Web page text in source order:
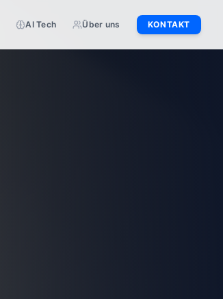
AI Tech Über uns KONTAKT